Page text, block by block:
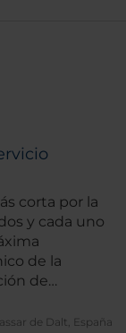
corta por la
y cada uno
de la
de
puedo
perfectos.
de Dalt, España